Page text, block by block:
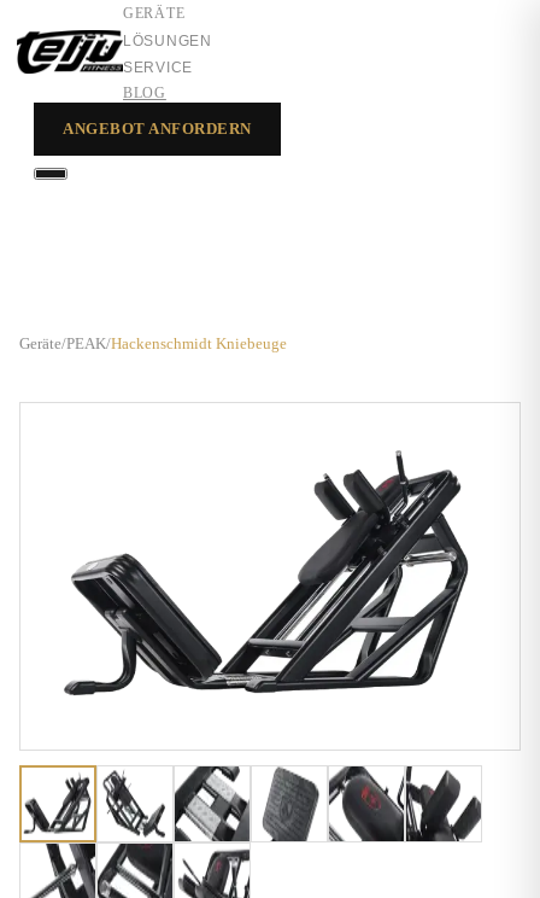
GERÄTE
LÖSUNGEN
SERVICE
BLOG
ANGEBOT ANFORDERN
Geräte/PEAK/Hackenschmidt Kniebeuge